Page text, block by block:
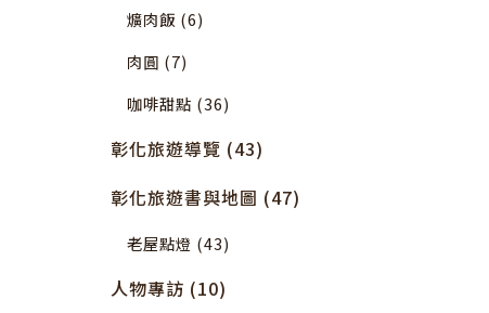
爌肉飯 (6)
肉圓 (7)
咖啡甜點 (36)
彰化旅遊導覽 (43)
彰化旅遊書與地圖 (47)
老屋點燈 (43)
人物專訪 (10)